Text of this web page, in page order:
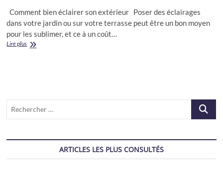
Comment bien éclairer son extérieur Poser des éclairages
dans votre jardin ou sur votre terrasse peut être un bon moyen
pour les sublimer, et ce à un coût…
Lire plusLes
ARTICLES LES PLUS CONSULTÉS